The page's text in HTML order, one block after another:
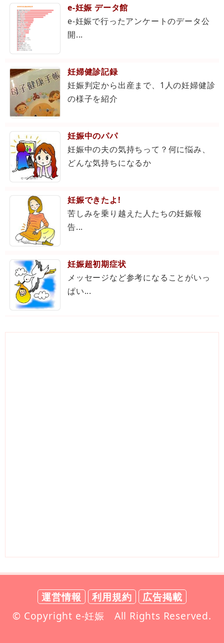
e-妊娠 データ館
e-妊娠で行ったアンケートのデータ公
開...
妊婦健診記録
妊娠判定から出産まで、1人の妊婦健診
の様子を紹介
妊娠中のパパ
妊娠中の夫の気持ちって？何に悩み、
どんな気持ちになるか
妊娠できたよ!
苦しみを乗り越えた人たちの妊娠報
告...
妊娠超初期症状
メッセージなど参考になることがいっ
ぱい...
運営情報 利用規約
広告掲載
© Copyright e-妊娠 All Rights Reserved.